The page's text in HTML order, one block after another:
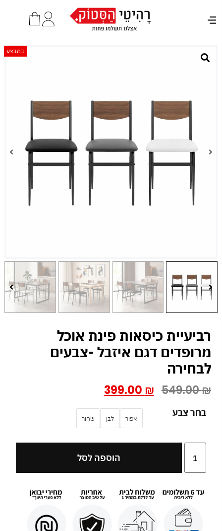
רביעיית כיסאות פינת אוכל
מרופדים דגם איזבל -צבעים
לבחירה
549.00₪
399.00 ₪
בחר צבע אפור לבן שחור
הוספה לסל
במבצע